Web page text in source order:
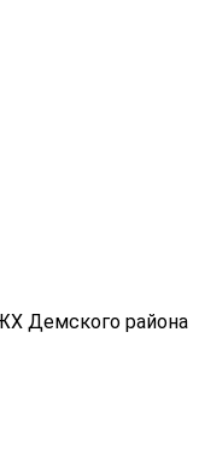
Демского района